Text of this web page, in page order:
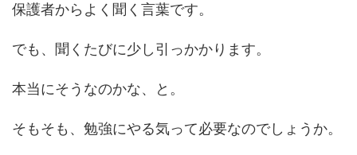
保護者からよく聞く言葉です。
でも、聞くたびに少し引っかかります。
本当にそうなのかな、と。
そもそも、勉強にやる気って必要なのでしょうか。